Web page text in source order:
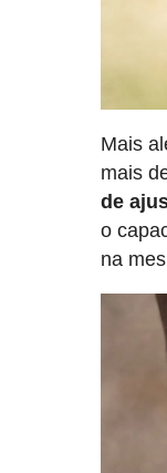
Mais
mais
de
o
na